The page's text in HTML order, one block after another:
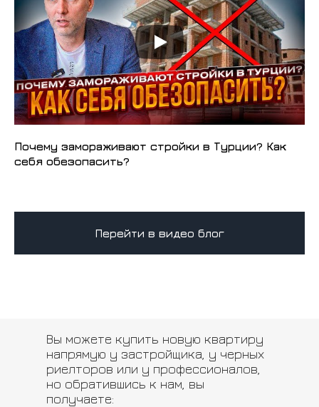
Почему замораживают стройки в Турции? Как
себя обезопасить?
Перейти в видео блог
Вы можете купить новую квартиру
напрямую у застройщика, у черных
риелторов или у профессионалов,
но обратившись к нам, вы
получаете: